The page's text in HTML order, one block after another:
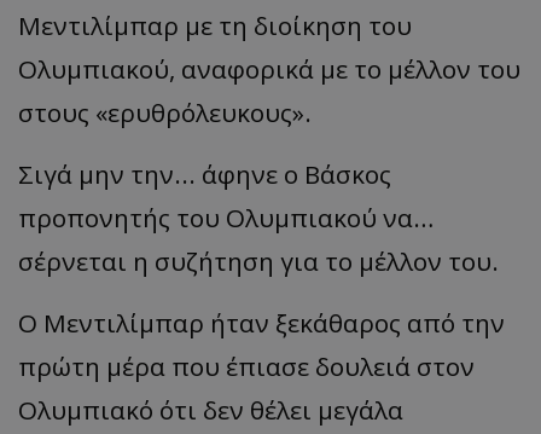
Μεντιλίμπαρ με τη διοίκηση του
Ολυμπιακού, αναφορικά με το μέλλον του
στους «ερυθρόλευκους».
Σιγά μην την... άφηνε ο Βάσκος
προπονητής του Ολυμπιακού να…
σέρνεται η συζήτηση για το μέλλον του.
Ο Μεντιλίμπαρ ήταν ξεκάθαρος από την
πρώτη μέρα που έπιασε δουλειά στον
Ολυμπιακό ότι δεν θέλει μεγάλα